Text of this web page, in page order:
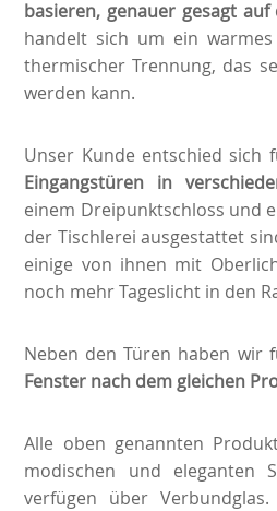
basieren, genauer gesagt
handelt sich um ein
thermischer Trennung, das
werden kann.
Unser Kunde entschied sich
Eingangstüren in
einem Dreipunktschloss und
der Tischlerei ausgestattet
einige von ihnen mit
noch mehr Tageslicht in den
Neben den Türen haben wir
Fenster nach dem gleichen
Alle oben genannten
modischen und eleganten
verfügen über